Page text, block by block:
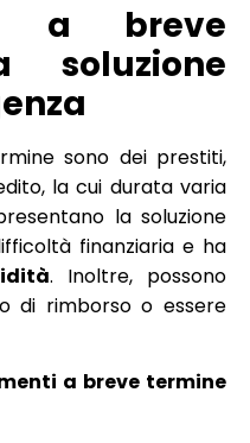
a breve
soluzione
sono dei prestiti,
la cui durata varia
la soluzione
finanziaria e ha
. Inoltre, possono
di rimborso o essere
a breve termine